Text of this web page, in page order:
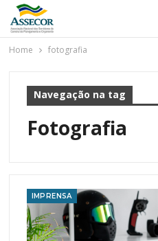
Home fotografia
Navegação na tag
Fotografia
IMPRENSA